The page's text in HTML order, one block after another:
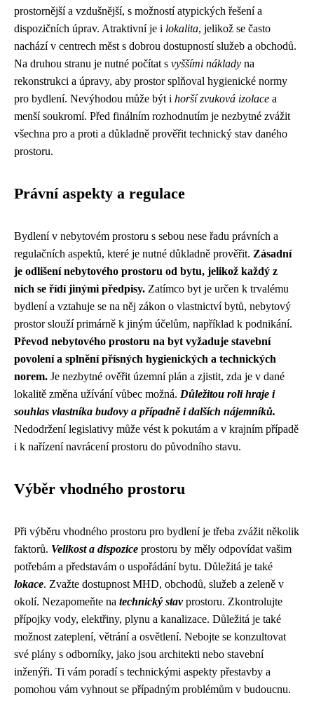
prostornější a vzdušnější, s možností atypických řešení a
dispozičních úprav. Atraktivní je i lokalita, jelikož se často
nachází v centrech měst s dobrou dostupností služeb a obchodů.
Na druhou stranu je nutné počítat s vyššími náklady na
rekonstrukci a úpravy, aby prostor splňoval hygienické normy
pro bydlení. Nevýhodou může být i horší zvuková izolace a
menší soukromí. Před finálním rozhodnutím je nezbytné zvážit
všechna pro a proti a důkladně prověřit technický stav daného
prostoru.
Právní aspekty a regulace
Bydlení v nebytovém prostoru s sebou nese řadu právních a
regulačních aspektů, které je nutné důkladně prověřit. Zásadní
je odlišení nebytového prostoru od bytu, jelikož každý z
nich se řídí jinými předpisy. Zatímco byt je určen k trvalému
bydlení a vztahuje se na něj zákon o vlastnictví bytů, nebytový
prostor slouží primárně k jiným účelům, například k podnikání.
Převod nebytového prostoru na byt vyžaduje stavební
povolení a splnění přísných hygienických a technických
norem. Je nezbytné ověřit územní plán a zjistit, zda je v dané
lokalitě změna užívání vůbec možná. Důležitou roli hraje i
souhlas vlastníka budovy a případně i dalších nájemníků.
Nedodržení legislativy může vést k pokutám a v krajním případě
i k nařízení navrácení prostoru do původního stavu.
Výběr vhodného prostoru
Při výběru vhodného prostoru pro bydlení je třeba zvážit několik
faktorů. Velikost a dispozice prostoru by měly odpovídat vašim
potřebám a představám o uspořádání bytu. Důležitá je také
lokace. Zvažte dostupnost MHD, obchodů, služeb a zeleně v
okolí. Nezapomeňte na technický stavprostoru. Zkontrolujte
přípojky vody, elektřiny, plynu a kanalizace. Důležitá je také
možnost zateplení, větrání a osvětlení. Nebojte se konzultovat
své plány s odborníky, jako jsou architekti nebo stavební
inženýři. Ti vám poradí s technickými aspekty přestavby a
pomohou vám vyhnout se případným problémům v budoucnu.